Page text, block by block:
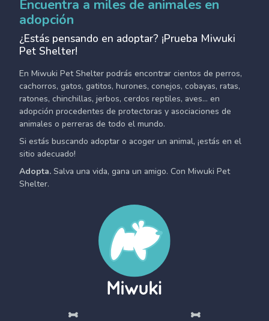
Encuentra a miles de animales en
adopción
¿Estás pensando en adoptar? ¡Prueba Miwuki
Pet Shelter!
En Miwuki Pet Shelter podrás encontrar cientos de perros,
cachorros, gatos, gatitos, hurones, conejos, cobayas, ratas,
ratones, chinchillas, jerbos, cerdos reptiles, aves... en
adopción procedentes de protectoras y asociaciones de
animales o perreras de todo el mundo.
Si estás buscando adoptar o acoger un animal, ¡estás en el
sitio adecuado!
Adopta. Salva una vida, gana un amigo. Con Miwuki Pet
Shelter.